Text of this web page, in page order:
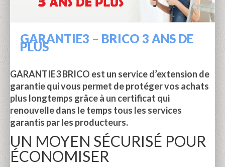
GARANTIE3 – BRICO 3 ANS DE
PLUS
GARANTIE3 BRICO est un service d’extension de
garantie qui vous permet de protéger vos achats
plus longtemps grâce à un certificat qui
renouvelle dans le temps tous les services
garantis par les producteurs.
UN MOYEN SÉCURISÉ POUR
ÉCONOMISER